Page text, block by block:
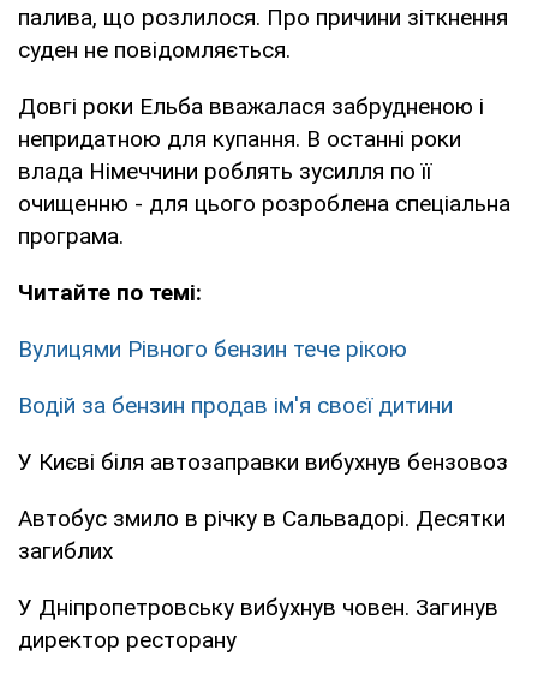
палива, що розлилося. Про причини зіткнення
суден не повідомляється.
Довгі роки Ельба вважалася забрудненою і
непридатною для купання. В останні роки
влада Німеччини роблять зусилля по її
очищенню - для цього розроблена спеціальна
програма.
Читайте по темі:
Вулицями Рівного бензин тече рікою
Водій за бензин продав ім'я своєї дитини
У Києві біля автозаправки вибухнув бензовоз
Автобус змило в річку в Сальвадорі. Десятки
загиблих
У Дніпропетровську вибухнув човен. Загинув
директор ресторану